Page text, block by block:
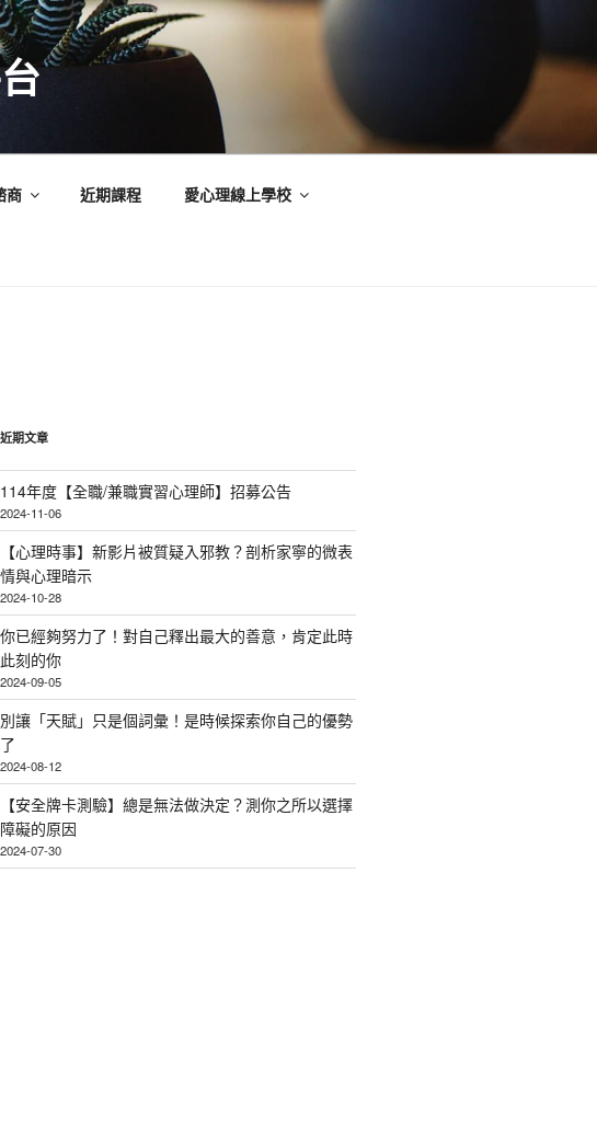
商 近期課程 愛心理線上學校
近期文章
114年度【全職/兼職實習心理師】招募公告
2024-11-06
【心理時事】新影片被質疑入邪教？剖析家寧的微表
情與心理暗示
2024-10-28
你已經夠努力了！對自己釋出最大的善意，肯定此時
此刻的你
2024-09-05
別讓「天賦」只是個詞彙！是時候探索你自己的優勢
了
2024-08-12
【安全牌卡測驗】總是無法做決定？測你之所以選擇
障礙的原因
2024-07-30